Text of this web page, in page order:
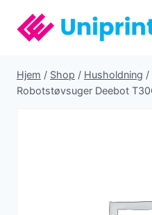
indhold
Hjem / Shop / Husholdning /
Robotstøvsuger Deebot